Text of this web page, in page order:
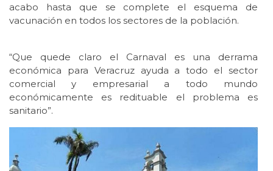
acabo hasta que se complete el esquema de
vacunación en todos los sectores de la población.
“Que quede claro el Carnaval es una derrama
económica para Veracruz ayuda a todo el sector
comercial y empresarial a todo mundo
económicamente es redituable el problema es
sanitario”.